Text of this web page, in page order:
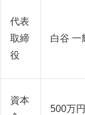
代表
取締
役
白谷 一
資本
500万円